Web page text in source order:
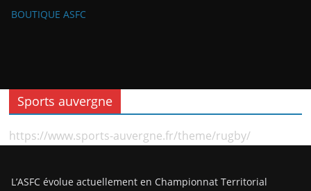
BOUTIQUE ASFC
Sports auvergne
https://www.sports-auvergne.fr/theme/rugby/
L’ASFC évolue actuellement en Championnat Territorial